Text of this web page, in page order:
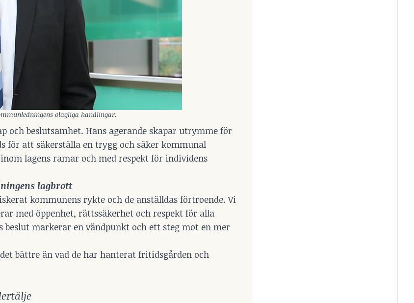
olagliga handlingar.
och beslutsamhet. Hans agerande skapar utrymme för
för att säkerställa en trygg och säker kommunal
lagens ramar och med respekt för individens
lagbrott
kommunens rykte och de anställdas förtroende. Vi
med öppenhet, rättssäkerhet och respekt för alla
markerar en vändpunkt och ett steg mot en mer
bättre än vad de har hanterat fritidsgården och